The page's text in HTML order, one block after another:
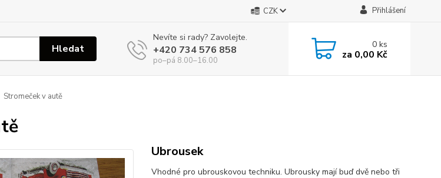
CZK Přihlášení
Hledat
Nevíte si rady? Zavolejte.
+420 734 576 858
po–pá 8.00–16.00
0ks
za 0,00 Kč
Stromeček v autě
Ubrousek
Vhodné pro ubrouskovou techniku. Ubrousky mají buď dvě nebo tři